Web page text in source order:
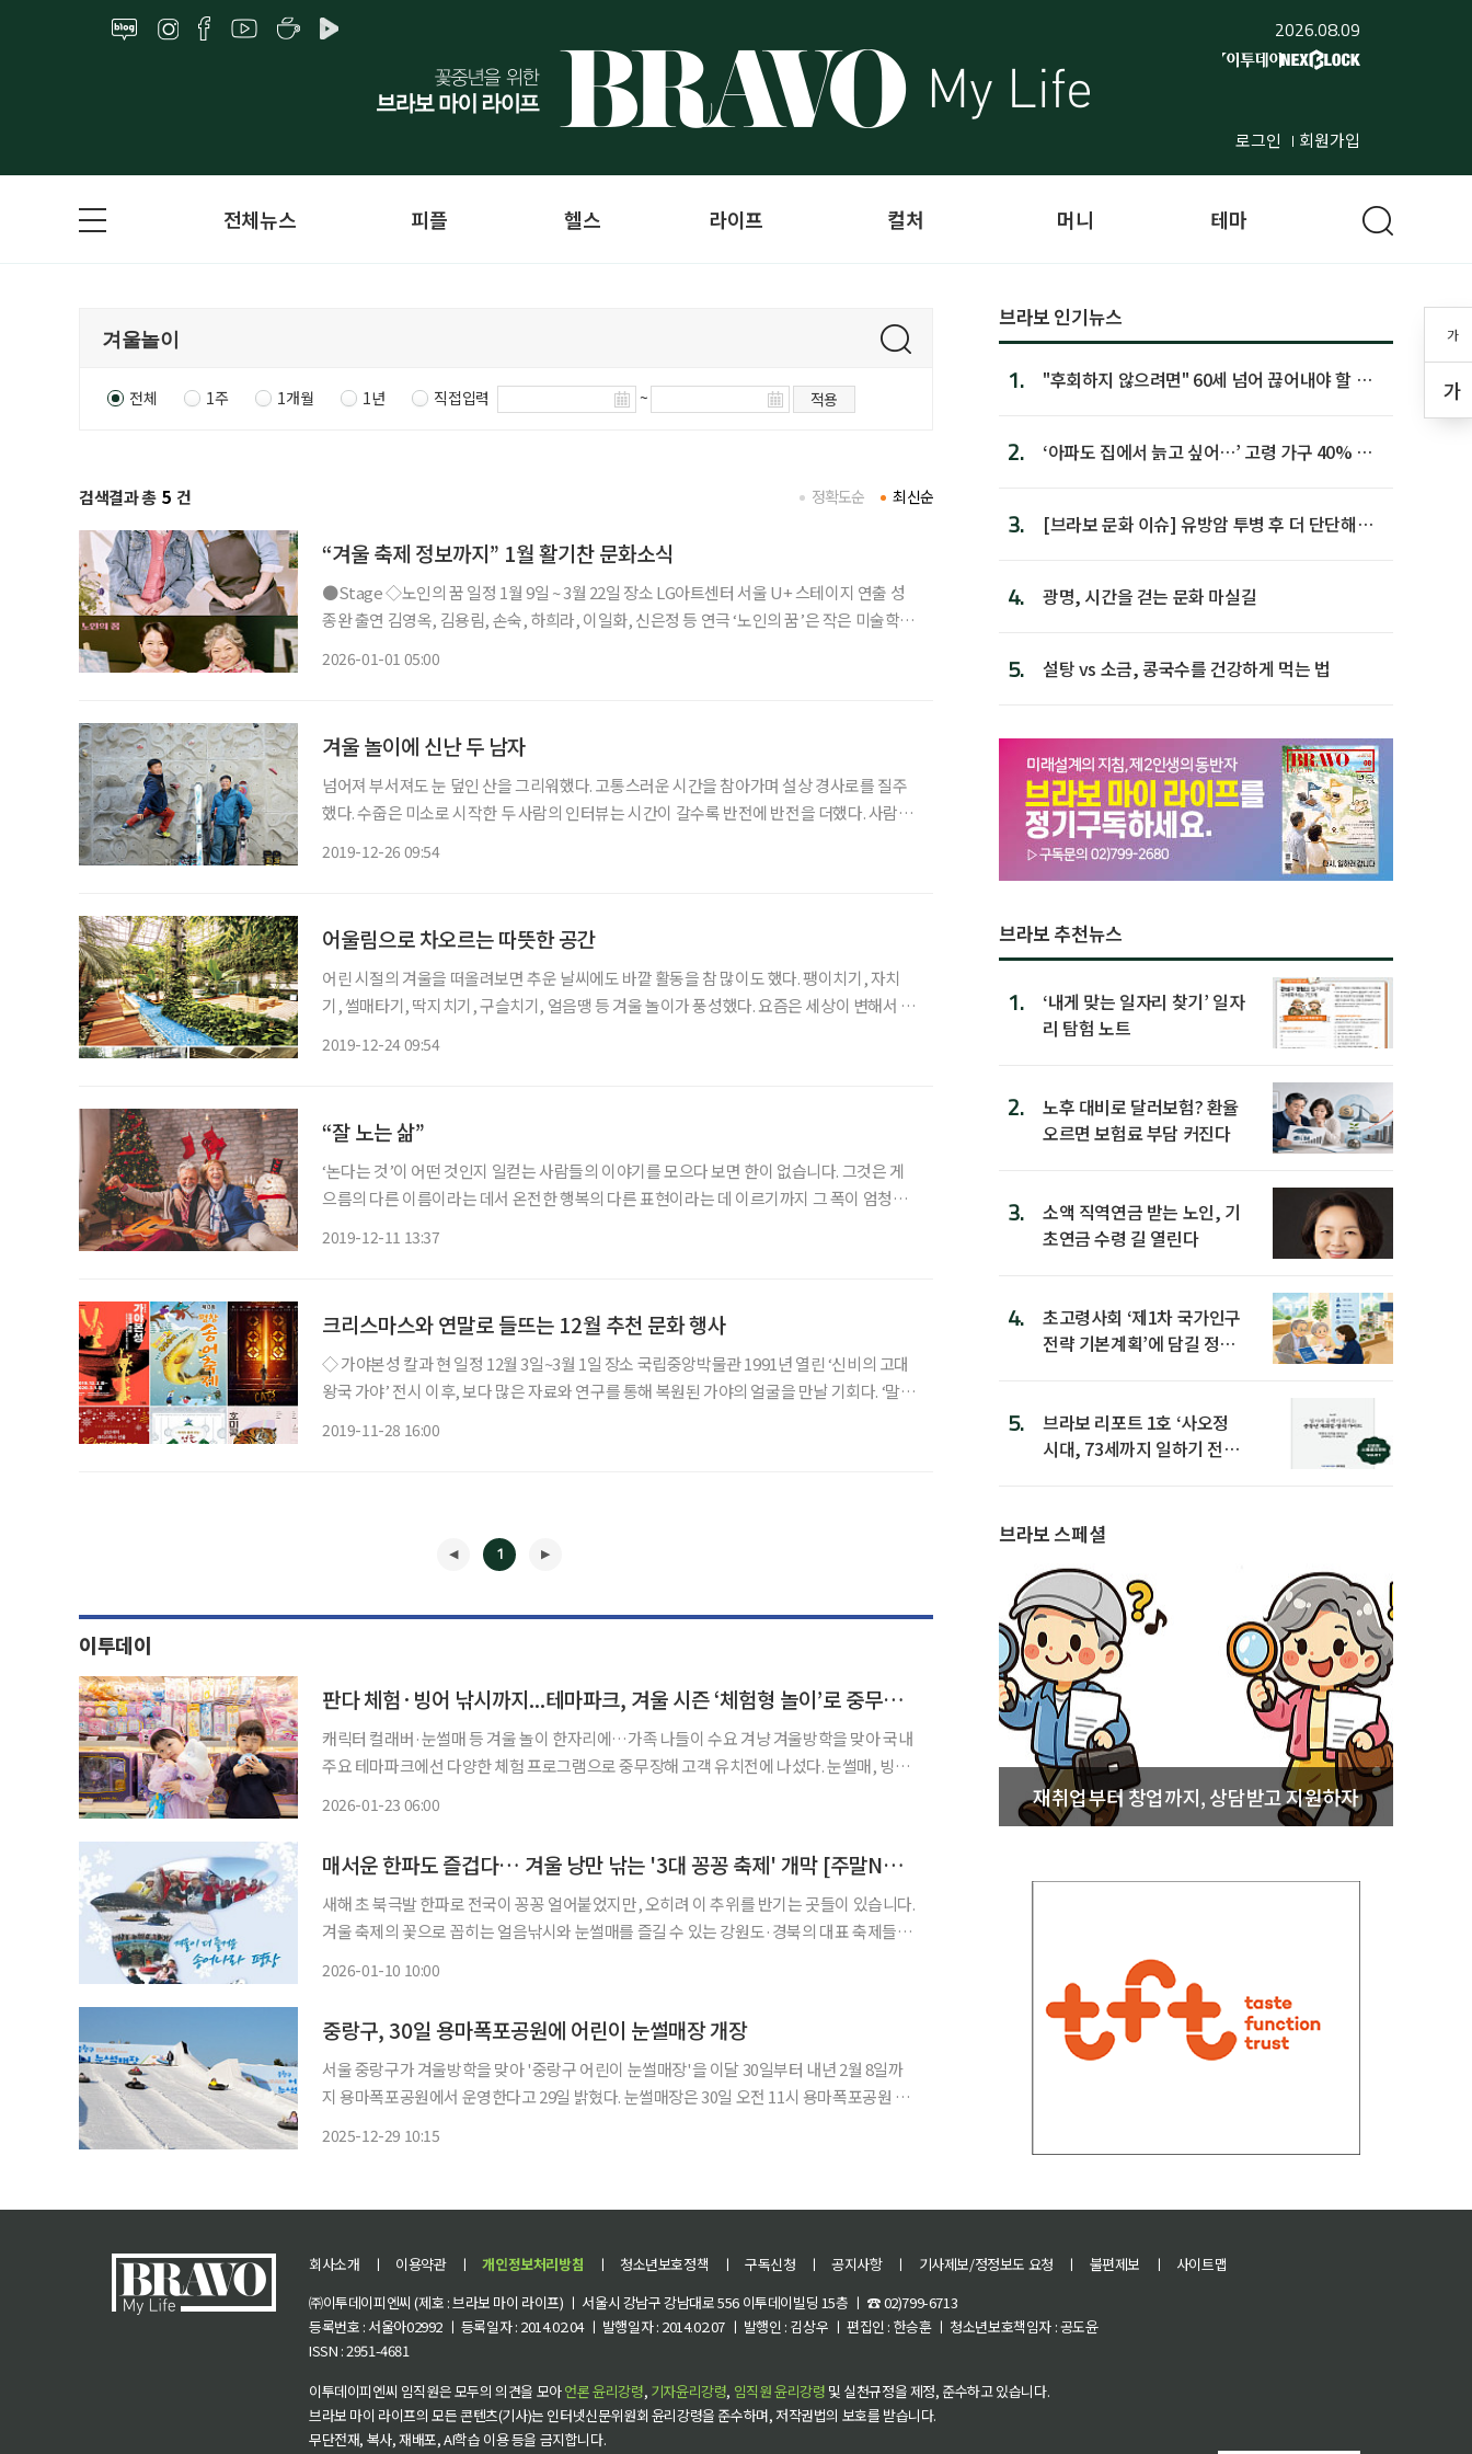
2026.08.09
로그인 회원가입
가
가
전체뉴스 피플 헬스 라이프 컬처 머니 테마
전체 1주 1개월 1년 직접입력 ~ 적용
검색결과 총 5 건 최신순
정확도순
“겨울 축제 정보까지” 1월 활기찬 문화소식
●Stage ◇노인의 꿈 일정 1월 9일 ~ 3월 22일 장소 LG아트센터 서울 U+ 스테이지 연출 성
종완 출연 김영옥, 김용림, 손숙, 하희라, 이일화, 신은정 등 연극 ‘노인의 꿈’은 작은 미술학원
2026-01-01 05:00
겨울 놀이에 신난 두 남자
넘어져 부서져도 눈 덮인 산을 그리워했다. 고통스러운 시간을 참아가며 설상 경사로를 질주
했다. 수줍은 미소로 시작한 두 사람의 인터뷰는 시간이 갈수록 반전에 반전을 더했다. 사람은
2019-12-26 09:54
어울림으로 차오르는 따뜻한 공간
어린 시절의 겨울을 떠올려보면 추운 날씨에도 바깥 활동을 참 많이도 했다. 팽이치기, 자치
기, 썰매타기, 딱지치기, 구슬치기, 얼음땡 등 겨울 놀이가 풍성했다. 요즘은 세상이 변해서 따
2019-12-24 09:54
“잘 노는 삶”
‘논다는 것’이 어떤 것인지 일컫는 사람들의 이야기를 모으다 보면 한이 없습니다. 그것은 게
으름의 다른 이름이라는 데서 온전한 행복의 다른 표현이라는 데 이르기까지 그 폭이 엄청납
2019-12-11 13:37
크리스마스와 연말로 들뜨는 12월 추천 문화 행사
◇ 가야본성 칼과 현 일정 12월 3일~3월 1일 장소 국립중앙박물관 1991년 열린 ‘신비의 고대
왕국 가야’ 전시 이후, 보다 많은 자료와 연구를 통해 복원된 가야의 얼굴을 만날 기회다. ‘말
2019-11-28 16:00
◀
1
▶
이투데이
판다 체험·빙어 낚시까지...테마파크, 겨울 시즌 ‘체험형 놀이’로 중무장[주말&]
캐릭터 컬래버·눈썰매 등 겨울 놀이 한자리에…가족 나들이 수요 겨냥 겨울방학을 맞아 국내
주요 테마파크에선 다양한 체험 프로그램으로 중무장해 고객 유치전에 나섰다. 눈썰매, 빙어
2026-01-23 06:00
매서운 한파도 즐겁다… 겨울 낭만 낚는 '3대 꽁꽁 축제' 개막 [주말N축제]
새해 초 북극발 한파로 전국이 꽁꽁 얼어붙었지만, 오히려 이 추위를 반기는 곳들이 있습니다.
겨울 축제의 꽃으로 꼽히는 얼음낚시와 눈썰매를 즐길 수 있는 강원도·경북의 대표 축제들이
2026-01-10 10:00
중랑구, 30일 용마폭포공원에 어린이 눈썰매장 개장
서울 중랑구가 겨울방학을 맞아 '중랑구 어린이 눈썰매장'을 이달 30일부터 내년 2월 8일까
지 용마폭포공원에서 운영한다고 29일 밝혔다. 눈썰매장은 30일 오전 11시 용마폭포공원 다
2025-12-29 10:15
브라보 인기뉴스
1.
"후회하지 않으려면" 60세 넘어 끊어내야 할 사
2.
‘아파도 집에서 늙고 싶어…’ 고령 가구 40% 노
3.
[브라보 문화 이슈] 유방암 투병 후 더 단단해진
4. 광명, 시간을 걷는 문화 마실길
5. 설탕 vs 소금, 콩국수를 건강하게 먹는 법
브라보 추천뉴스
1.
‘내게 맞는 일자리 찾기’ 일자
리 탐험 노트
2.
노후 대비로 달러보험? 환율
오르면 보험료 부담 커진다
3.
소액 직역연금 받는 노인, 기
초연금 수령 길 열린다
4.
초고령사회 ‘제1차 국가인구
전략 기본계획’에 담길 정책
5.
브라보 리포트 1호 ‘사오정
시대, 73세까지 일하기 전략’
브라보 스페셜
재취업부터 창업까지, 상담받고 지원하자
회사소개 ㅣ 이용약관 ㅣ 개인정보처리방침 ㅣ 청소년보호정책 ㅣ 구독신청 ㅣ 공지사항 ㅣ 기사제보/정정보도 요청 ㅣ 불편제보 ㅣ
사이트맵
㈜이투데이피엔씨 (제호 : 브라보 마이 라이프) ㅣ 서울시 강남구 강남대로 556 이투데이빌딩 15층 ㅣ ☎ 02)799-6713
등록번호 : 서울아02992 ㅣ 등록일자 : 2014.02.04 ㅣ 발행일자 : 2014.02.07 ㅣ 발행인 : 김상우 ㅣ 편집인 : 한승훈 ㅣ 청소년보호책임자 : 공도윤
ISSN : 2951-4681
이투데이피엔씨 임직원은 모두의 의견을 모아언론 윤리강령, 기자윤리강령, 임직원 윤리강령 및 실천규정을 제정, 준수하고 있습니다.
브라보 마이 라이프의 모든 콘텐츠(기사)는 인터넷신문위원회 윤리강령을 준수하며, 저작권법의 보호를 받습니다.
무단전재, 복사, 재배포, AI학습 이용 등을 금지합니다.